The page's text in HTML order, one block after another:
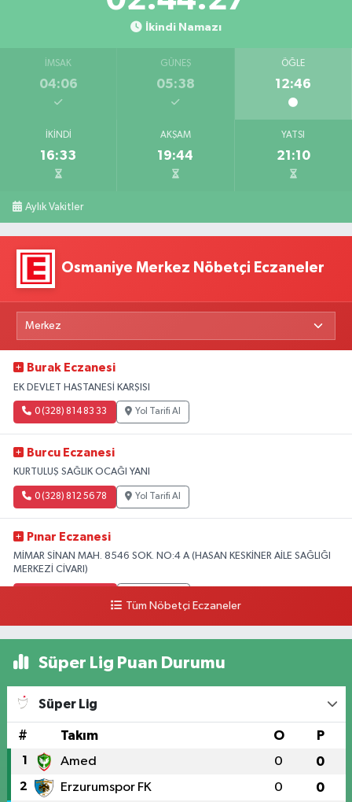
İkindi Namazı
İMSAK
04:06
GÜNEŞ
05:38
ÖĞLE
12:46
İKINDI
16:33
AKŞAM
19:44
YATSI
21:10
Aylık Vakitler
Osmaniye Merkez Nöbetçi Eczaneler
Burak Eczanesi
EK DEVLET HASTANESİ KARŞISI
0 (328) 814 83 33 Yol Tarifi Al
Burcu Eczanesi
KURTULUŞ SAĞLIK OCAĞI YANI
0 (328) 812 56 78 Yol Tarifi Al
Pınar Eczanesi
MİMAR SİNAN MAH. 8546 SOK. NO:4 A (HASAN KESKİNER AİLE SAĞLIĞI
MERKEZİ CİVARI)
Tüm Nöbetçi Eczaneler
Süper Lig Puan Durumu
Süper Lig
# Takım O P
1 Amed 0 0
2 Erzurumspor FK 0 0